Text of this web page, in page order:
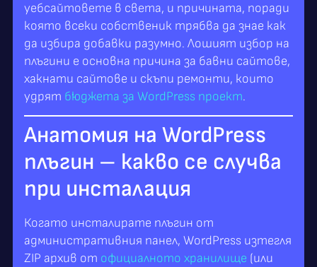
уебсайтовете в света, и причината, поради
която всеки собственик трябва да знае как
да избира добавки разумно. Лошият избор на
плъгини е основна причина за бавни сайтове,
хакнати сайтове и скъпи ремонти, които
удрят бюджета за WordPress проект.
Анатомия на WordPress
плъгин – какво се случва
при инсталация
Когато инсталирате плъгин от
административния панел, WordPress изтегля
ZIP архив от официалното хранилище (или